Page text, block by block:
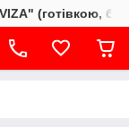
(готівкою,